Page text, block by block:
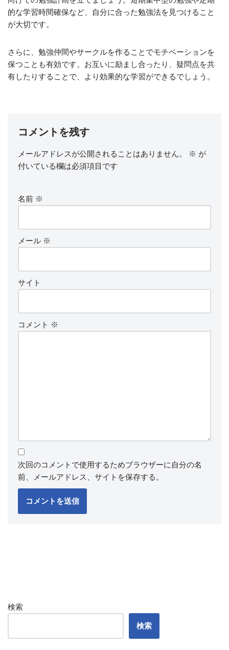
的な学習時間確保など、自分に合った勉強法を見つけること
が大切です。
さらに、勉強仲間やサークルを作ることでモチベーションを
保つことも有効です。お互いに励まし合ったり、疑問点を共
有したりすることで、より効果的な学習ができるでしょう。
コメントを残す
メールアドレスが公開されることはありません。 ※ が
付いている欄は必須項目です
名前 ※
メール ※
サイト
コメント ※
次回のコメントで使用するためブラウザーに自分の名
前、メールアドレス、サイトを保存する。
検索
検索